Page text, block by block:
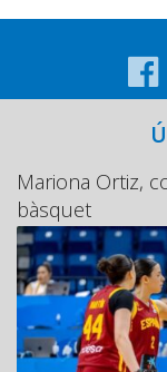
Mariona Ortiz,
bàsquet